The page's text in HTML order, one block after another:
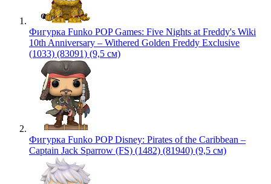
Фигурка Funko POP Games: Five Nights at Freddy's Wiki
10th Anniversary – Withered Golden Freddy Exclusive
(1033) (83091) (9,5 см)
Фигурка Funko POP Disney: Pirates of the Caribbean –
Captain Jack Sparrow (FS) (1482) (81940) (9,5 см)